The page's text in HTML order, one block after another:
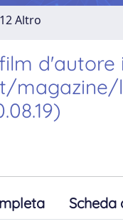
Altro
d'autore
Scheda